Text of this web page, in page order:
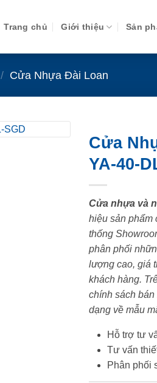
Trang chủ Giới thiệu Sản
/ Cửa Nhựa Đài Loan
Cửa
YA-40-
Cửa nhựa và
hiệu sản phẩm
thống
phân phối
lượng cao, giá
khách hàng.
chính sách bán
dạng về mẫu
Hỗ trợ tư
Tư vấn
Phân phối